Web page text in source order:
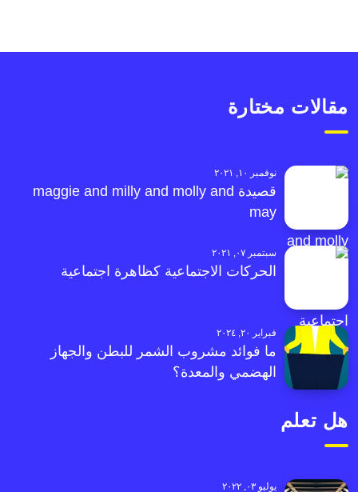
مقالات مختارة
نوفمبر ١٠, ٢٠٢١
قصيدة maggie and milly and molly and
may
سبتمبر ٠٧, ٢٠٢١
الحركات الاجتماعية كظاهرة اجتماعية
فبراير ٢٠, ٢٠٢٤
ما فوائد مشروب الشمر للبطن والجهاز
الهضمي والمعدة؟
هل تعلم
يوليو ٠٣, ٢٠٢٢